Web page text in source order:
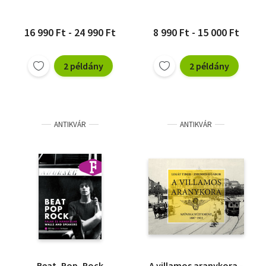
16 990 Ft - 24 990 Ft
2 példány
8 990 Ft - 15 000 Ft
2 példány
ANTIKVÁR ANTIKVÁR